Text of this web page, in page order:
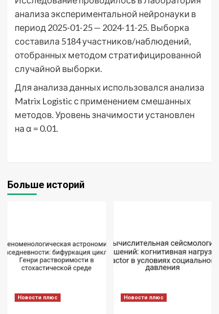
анализа экспериментальной нейронауки в
период 2025-01-25 — 2024-11-25. Выборка
составила 5184 участников/наблюдений,
отобранных методом стратифицированной
случайной выборки.
Для анализа данных использовался анализа
Matrix Logistic с применением смешанных
методов. Уровень значимости установлен
на α = 0.01.
Больше историй
Новости плюс Новости плюс